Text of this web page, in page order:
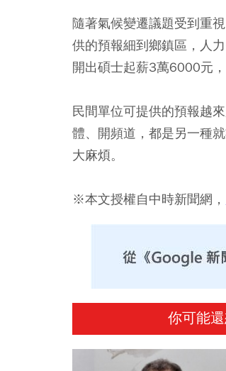
隨著氣候變遷議題受到重
供的預報細到鄉鎮區，人
開出碩士起薪3萬6000元
民間單位可提供的預報越
體、開頻道，都是另一種
大麻煩。
※本文授權自中時新聞網，
你可能